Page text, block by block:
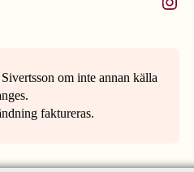
om inte annan källa
faktureras.